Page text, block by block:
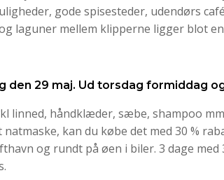
gode spisesteder, udendørs
laguner mellem klipperne ligger blot
den 29 maj. Ud torsdag formiddag
linned, håndklæder, sæbe, shampoo
kan du købe det med 30 %
og rundt på øen i biler. 3 dage